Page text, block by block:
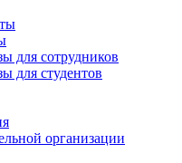
для сотрудников
для студентов
организации